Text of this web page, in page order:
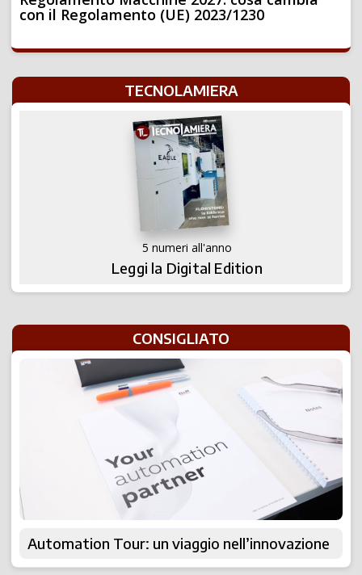
con il Regolamento (UE) 2023/1230
TECNOLAMIERA
5 numeri all'anno
Leggi la Digital Edition
CONSIGLIATO
Automation Tour: un viaggio nell’innovazione